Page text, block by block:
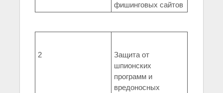
фишинговых сайтов
2
Защита от
шпионских
программ и
вредоносных